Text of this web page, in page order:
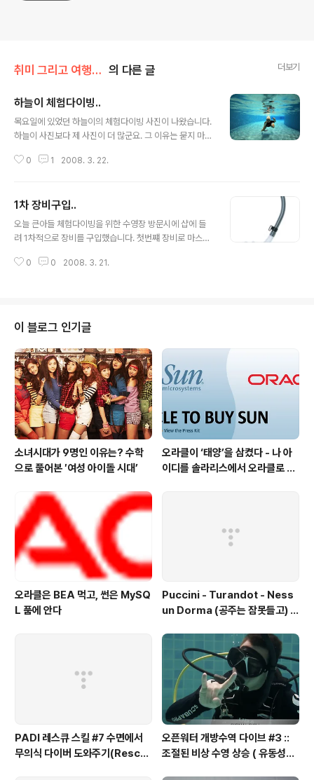
취미 그리고 여행/스킨스쿠버 의 다른 글 더보기
하늘이 체험다이빙..
목요일에 있었던 하늘이의 체험다이빙 사진이 나왔습니다.
하늘이 사진보다 제 사진이 더 많군요. 그 이유는 묻지 마세
0 1 2008. 3. 22.
1차 장비구입..
오늘 큰아들 체험다이빙을 위한 수영장 방문시에 샵에 들
려 1차적으로 장비를 구입했습니다. 첫번쨰 장비로 마스
금일 경험한 바로는 약간 들뜨는것 같긴 한데... 써봐야 알
모두 같은 파란색 계통입니다. 총 금일 23만원이 들어갔네
0 0 2008. 3. 21.
이 블로그 인기글
소녀시대가 9명인 이유는? 수학
으로 풀어본 ′여성 아이돌 시대’
오라클이 ‘태양’을 삼켰다 - 나 아
이디를 솔라리스에서 오라클로 바
오라클은 BEA 먹고, 썬은 MySQ
L 품에 안다
Puccini - Turandot - Ness
un Dorma (공주는 잠못들고) /
PADI 레스큐 스킬 #7 수면에서
무의식 다이버 도와주기(Rescu
오픈워터 개방수역 다이브 #3 ::
조절된 비상 수영 상승 ( 유동성다